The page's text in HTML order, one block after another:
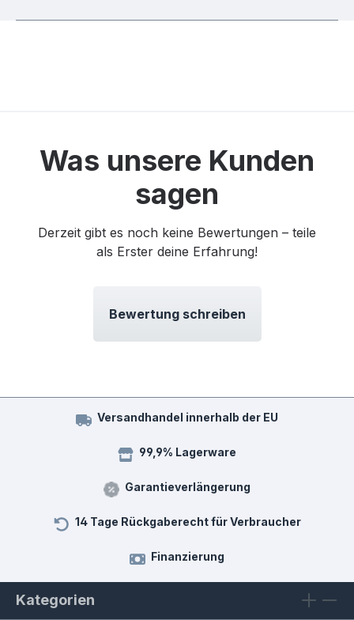
Was unsere Kunden
sagen
Derzeit gibt es noch keine Bewertungen – teile
als Erster deine Erfahrung!
Bewertung schreiben
Versandhandel innerhalb der EU
99,9% Lagerware
Garantieverlängerung
14 Tage Rückgaberecht für Verbraucher
Finanzierung
Kategorien